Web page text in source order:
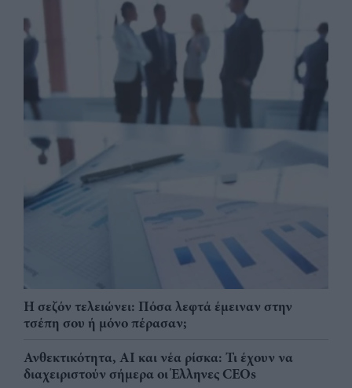
Η σεζόν τελειώνει: Πόσα λεφτά έμειναν στην
τσέπη σου ή μόνο πέρασαν;
Ανθεκτικότητα, AI και νέα ρίσκα: Τι έχουν να
διαχειριστούν σήμερα οι Έλληνες CEOs